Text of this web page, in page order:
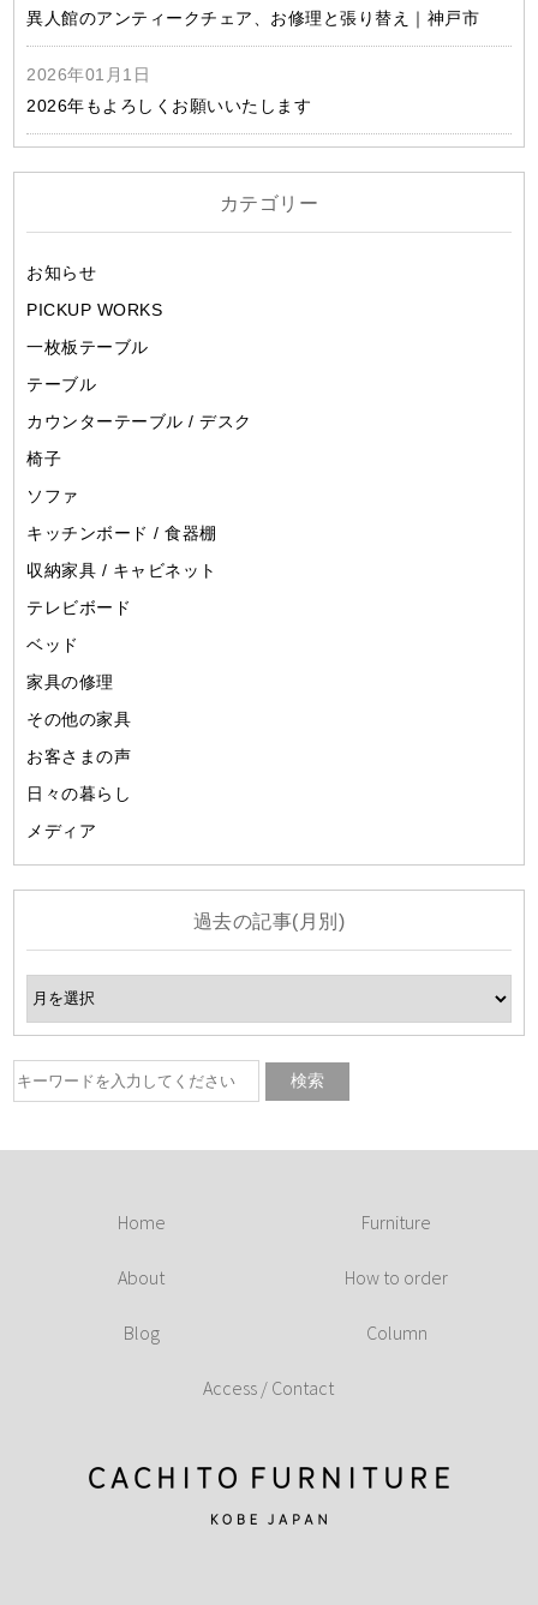
異人館のアンティークチェア、お修理と張り替え｜神戸市
2026年01月1日
2026年もよろしくお願いいたします
カテゴリー
お知らせ
PICKUP WORKS
一枚板テーブル
テーブル
カウンターテーブル / デスク
椅子
ソファ
キッチンボード / 食器棚
収納家具 / キャビネット
テレビボード
ベッド
家具の修理
その他の家具
お客さまの声
日々の暮らし
メディア
過去の記事(月別)
Home Furniture
About How to order
Blog Column
Access / Contact